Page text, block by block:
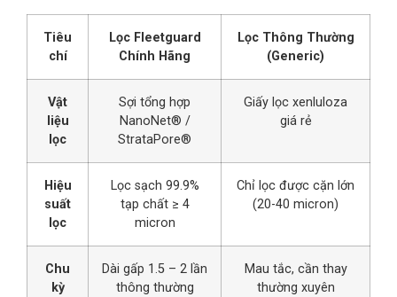
Tiêu
chí
Lọc Fleetguard
Chính Hãng
Lọc Thông Thường
(Generic)
Vật
liệu
lọc
Sợi tổng hợp
NanoNet® /
StrataPore®
Giấy lọc xenluloza
giá rẻ
Hiệu
suất
lọc
Lọc sạch 99.9%
tạp chất ≥ 4
micron
Chỉ lọc được cặn lớn
(20-40 micron)
Chu
kỳ
Dài gấp 1.5 – 2 lần
thông thường
Mau tắc, cần thay
thường xuyên